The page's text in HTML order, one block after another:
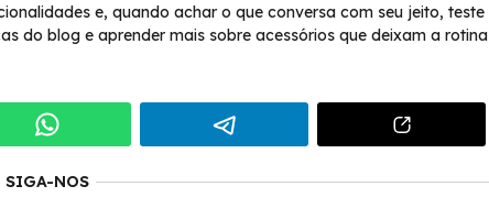
e, quando achar o que conversa com seu jeito, teste
do blog e aprender mais sobre acessórios que deixam a rotina
SIGA-NOS